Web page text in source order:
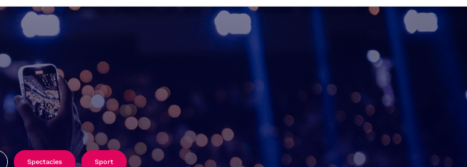
Spectacles Sport